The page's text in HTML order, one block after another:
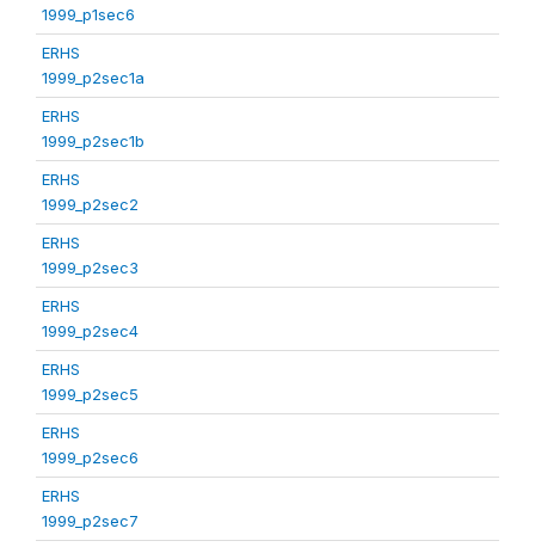
1999_p1sec6
ERHS
1999_p2sec1a
ERHS
1999_p2sec1b
ERHS
1999_p2sec2
ERHS
1999_p2sec3
ERHS
1999_p2sec4
ERHS
1999_p2sec5
ERHS
1999_p2sec6
ERHS
1999_p2sec7